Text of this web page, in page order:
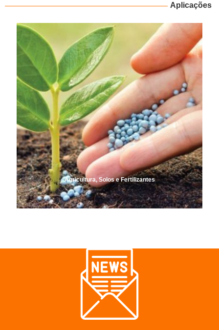
Aplicações
Agricultura, Solos e Fertilizantes